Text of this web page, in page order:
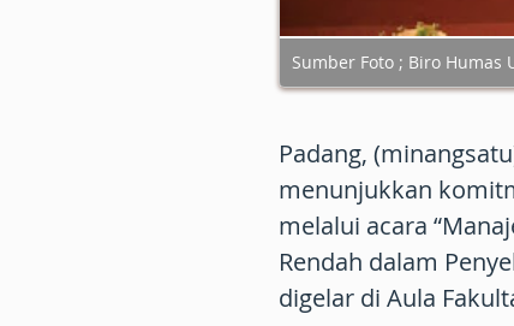
Sumber Foto ; Biro Humas
Padang,
menunjukkan
melalui acara
Rendah dalam
digelar di Aula